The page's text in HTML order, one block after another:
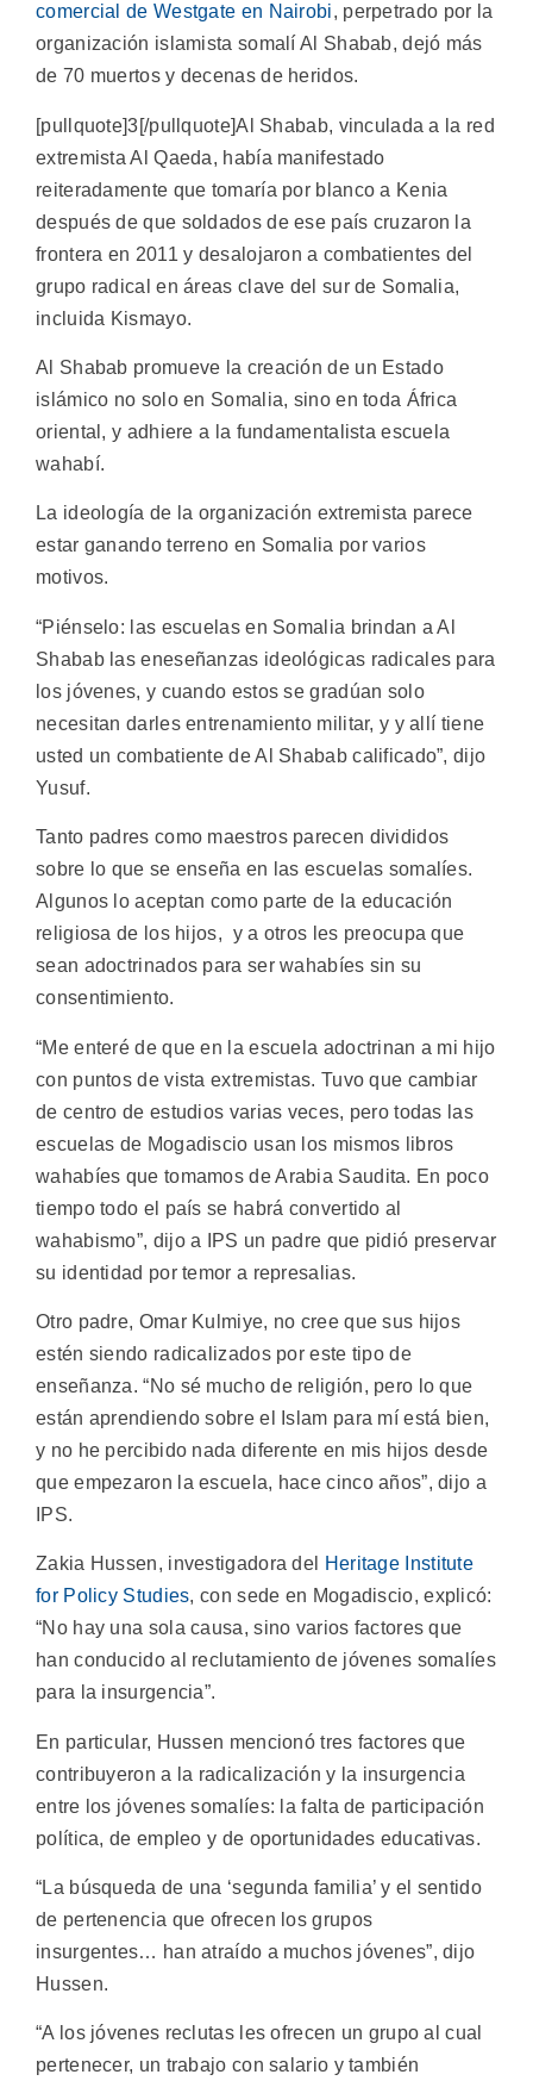
comercial de Westgate en Nairobi, perpetrado por la
organización islamista somalí Al Shabab, dejó más
de 70 muertos y decenas de heridos.
[pullquote]3[/pullquote]Al Shabab, vinculada a la red
extremista Al Qaeda, había manifestado
reiteradamente que tomaría por blanco a Kenia
después de que soldados de ese país cruzaron la
frontera en 2011 y desalojaron a combatientes del
grupo radical en áreas clave del sur de Somalia,
incluida Kismayo.
Al Shabab promueve la creación de un Estado
islámico no solo en Somalia, sino en toda África
oriental, y adhiere a la fundamentalista escuela
wahabí.
La ideología de la organización extremista parece
estar ganando terreno en Somalia por varios
motivos.
“Piénselo: las escuelas en Somalia brindan a Al
Shabab las eneseñanzas ideológicas radicales para
los jóvenes, y cuando estos se gradúan solo
necesitan darles entrenamiento militar, y y allí tiene
usted un combatiente de Al Shabab calificado”, dijo
Yusuf.
Tanto padres como maestros parecen divididos
sobre lo que se enseña en las escuelas somalíes.
Algunos lo aceptan como parte de la educación
religiosa de los hijos, y a otros les preocupa que
sean adoctrinados para ser wahabíes sin su
consentimiento.
“Me enteré de que en la escuela adoctrinan a mi hijo
con puntos de vista extremistas. Tuvo que cambiar
de centro de estudios varias veces, pero todas las
escuelas de Mogadiscio usan los mismos libros
wahabíes que tomamos de Arabia Saudita. En poco
tiempo todo el país se habrá convertido al
wahabismo”, dijo a IPS un padre que pidió preservar
su identidad por temor a represalias.
Otro padre, Omar Kulmiye, no cree que sus hijos
estén siendo radicalizados por este tipo de
enseñanza. “No sé mucho de religión, pero lo que
están aprendiendo sobre el Islam para mí está bien,
y no he percibido nada diferente en mis hijos desde
que empezaron la escuela, hace cinco años”, dijo a
IPS.
Zakia Hussen, investigadora del
Heritage Institute
for Policy Studies, con sede en Mogadiscio, explicó:
“No hay una sola causa, sino varios factores que
han conducido al reclutamiento de jóvenes somalíes
para la insurgencia”.
En particular, Hussen mencionó tres factores que
contribuyeron a la radicalización y la insurgencia
entre los jóvenes somalíes: la falta de participación
política, de empleo y de oportunidades educativas.
“La búsqueda de una ‘segunda familia’ y el sentido
de pertenencia que ofrecen los grupos
insurgentes… han atraído a muchos jóvenes”, dijo
Hussen.
“A los jóvenes reclutas les ofrecen un grupo al cual
pertenecer, un trabajo con salario y también